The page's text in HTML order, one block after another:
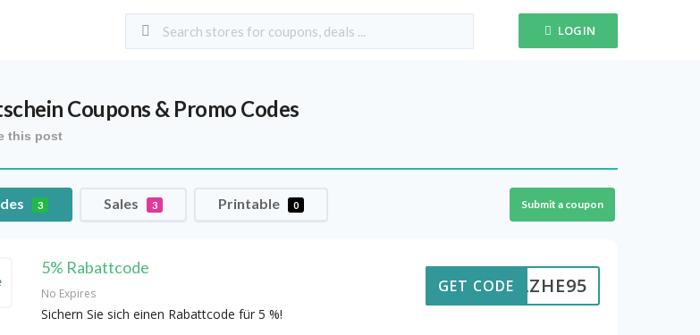
LOGIN
Coupons & Promo Codes
this post
3 Sales 3 Printable 0 Submit a coupon
5% Rabattcode
No Expires
Sichern Sie sich einen Rabattcode für 5 %!
DAZHE95
GET CODE